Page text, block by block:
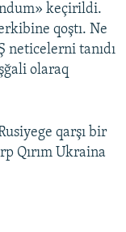
keçirildi.
qoştı. Ne
neticelerni tanıdı
olaraq
qarşı bir
Qırım Ukraina